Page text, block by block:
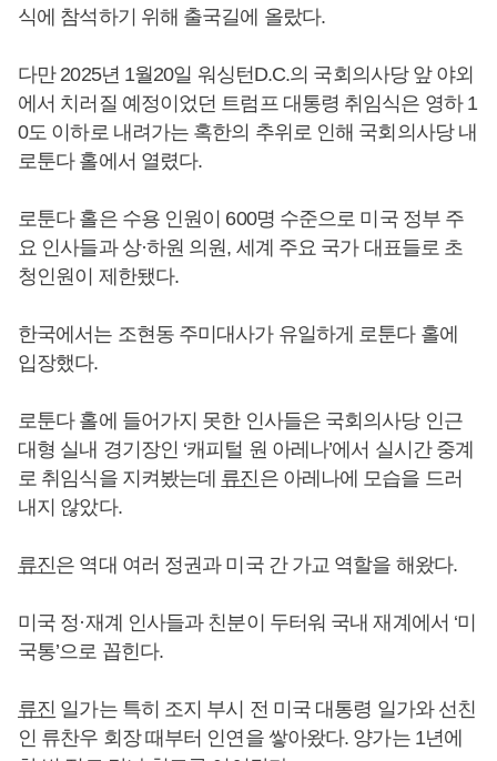
식에 참석하기 위해 출국길에 올랐다.
다만 2025년 1월20일 워싱턴D.C.의 국회의사당 앞 야외
에서 치러질 예정이었던 트럼프 대통령 취임식은 영하 1
0도 이하로 내려가는 혹한의 추위로 인해 국회의사당 내
로툰다 홀에서 열렸다.
로툰다 홀은 수용 인원이 600명 수준으로 미국 정부 주
요 인사들과 상·하원 의원, 세계 주요 국가 대표들로 초
청인원이 제한됐다.
한국에서는 조현동 주미대사가 유일하게 로툰다 홀에
입장했다.
로툰다 홀에 들어가지 못한 인사들은 국회의사당 인근
대형 실내 경기장인 ‘캐피털 원 아레나’에서 실시간 중계
로 취임식을 지켜봤는데 류진은 아레나에 모습을 드러
내지 않았다.
류진은 역대 여러 정권과 미국 간 가교 역할을 해왔다.
미국 정·재계 인사들과 친분이 두터워 국내 재계에서 ‘미
국통’으로 꼽힌다.
류진 일가는 특히 조지 부시 전 미국 대통령 일가와 선친
인 류찬우 회장 때부터 인연을 쌓아왔다. 양가는 1년에